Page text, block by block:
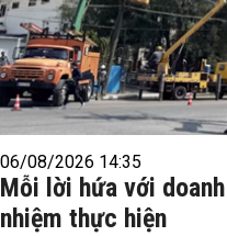
06/08/2026 14:35
Mỗi lời hứa với
nhiệm thực hiện